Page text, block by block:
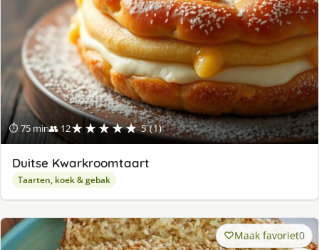
⏱ 75 min👥 12★★★★★ 5 (1)
Duitse Kwarkroomtaart
Taarten, koek & gebak
Maak favoriet0